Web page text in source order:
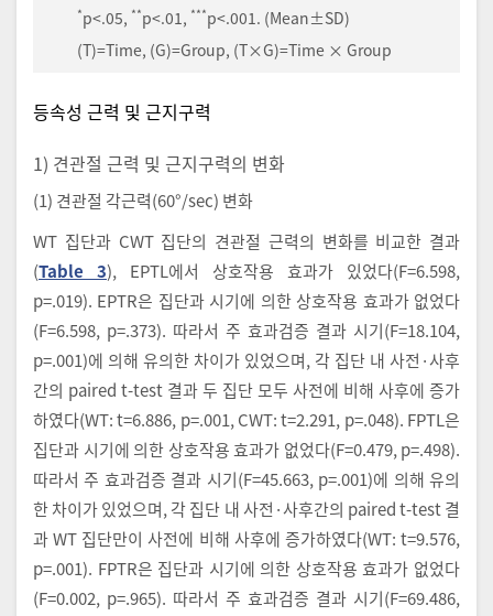
*p<.05, **p<.01, ***p<.001. (Mean±SD)
(T)=Time, (G)=Group, (T×G)=Time × Group
등속성 근력 및 근지구력
1) 견관절 근력 및 근지구력의 변화
(1) 견관절 각근력(60°/sec) 변화
WT 집단과 CWT 집단의 견관절 근력의 변화를 비교한 결과
(Table 3), EPTL에서 상호작용 효과가 있었다(F=6.598,
p=.019). EPTR은 집단과 시기에 의한 상호작용 효과가 없었다
(F=6.598, p=.373). 따라서 주 효과검증 결과 시기(F=18.104,
p=.001)에 의해 유의한 차이가 있었으며, 각 집단 내 사전·사후
간의 paired t-test 결과 두 집단 모두 사전에 비해 사후에 증가
하였다(WT: t=6.886, p=.001, CWT: t=2.291, p=.048). FPTL은
집단과 시기에 의한 상호작용 효과가 없었다(F=0.479, p=.498).
따라서 주 효과검증 결과 시기(F=45.663, p=.001)에 의해 유의
한 차이가 있었으며, 각 집단 내 사전·사후간의 paired t-test 결
과 WT 집단만이 사전에 비해 사후에 증가하였다(WT: t=9.576,
p=.001). FPTR은 집단과 시기에 의한 상호작용 효과가 없었다
(F=0.002, p=.965). 따라서 주 효과검증 결과 시기(F=69.486,